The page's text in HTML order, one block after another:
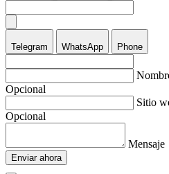
Telegram WhatsApp Phone
Opcional
Sitio
Opcional
Mensaje
Enviar ahora